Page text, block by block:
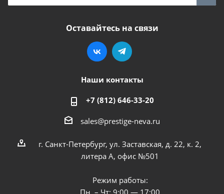
Оставайтесь на связи
Наши контакты
+7 (812) 646-33-20
sales@prestige-neva.ru
г. Санкт-Петербург, ул. Заставская, д. 22, к. 2,
литера А, офис №501
Режим работы:
Пн. – Чт: 9:00 — 17:00